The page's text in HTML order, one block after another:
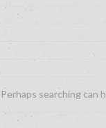
searching can